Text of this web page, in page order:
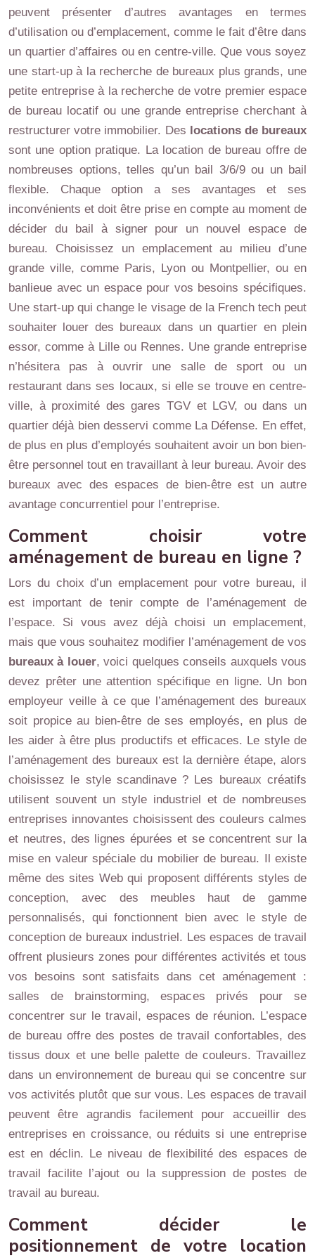
peuvent présenter d’autres avantages en termes
d’utilisation ou d’emplacement, comme le fait d’être dans
un quartier d’affaires ou en centre-ville. Que vous soyez
une start-up à la recherche de bureaux plus grands, une
petite entreprise à la recherche de votre premier espace
de bureau locatif ou une grande entreprise cherchant à
restructurer votre immobilier. Des locations de bureaux
sont une option pratique. La location de bureau offre de
nombreuses options, telles qu’un bail 3/6/9 ou un bail
flexible. Chaque option a ses avantages et ses
inconvénients et doit être prise en compte au moment de
décider du bail à signer pour un nouvel espace de
bureau. Choisissez un emplacement au milieu d’une
grande ville, comme Paris, Lyon ou Montpellier, ou en
banlieue avec un espace pour vos besoins spécifiques.
Une start-up qui change le visage de la French tech peut
souhaiter louer des bureaux dans un quartier en plein
essor, comme à Lille ou Rennes. Une grande entreprise
n’hésitera pas à ouvrir une salle de sport ou un
restaurant dans ses locaux, si elle se trouve en centre-
ville, à proximité des gares TGV et LGV, ou dans un
quartier déjà bien desservi comme La Défense. En effet,
de plus en plus d’employés souhaitent avoir un bon bien-
être personnel tout en travaillant à leur bureau. Avoir des
bureaux avec des espaces de bien-être est un autre
avantage concurrentiel pour l’entreprise.
Comment choisir votre
aménagement de bureau en ligne ?
Lors du choix d’un emplacement pour votre bureau, il
est important de tenir compte de l’aménagement de
l’espace. Si vous avez déjà choisi un emplacement,
mais que vous souhaitez modifier l’aménagement de vos
bureaux à louer, voici quelques conseils auxquels vous
devez prêter une attention spécifique en ligne. Un bon
employeur veille à ce que l’aménagement des bureaux
soit propice au bien-être de ses employés, en plus de
les aider à être plus productifs et efficaces. Le style de
l’aménagement des bureaux est la dernière étape, alors
choisissez le style scandinave ? Les bureaux créatifs
utilisent souvent un style industriel et de nombreuses
entreprises innovantes choisissent des couleurs calmes
et neutres, des lignes épurées et se concentrent sur la
mise en valeur spéciale du mobilier de bureau. Il existe
même des sites Web qui proposent différents styles de
conception, avec des meubles haut de gamme
personnalisés, qui fonctionnent bien avec le style de
conception de bureaux industriel. Les espaces de travail
offrent plusieurs zones pour différentes activités et tous
vos besoins sont satisfaits dans cet aménagement :
salles de brainstorming, espaces privés pour se
concentrer sur le travail, espaces de réunion. L’espace
de bureau offre des postes de travail confortables, des
tissus doux et une belle palette de couleurs. Travaillez
dans un environnement de bureau qui se concentre sur
vos activités plutôt que sur vous. Les espaces de travail
peuvent être agrandis facilement pour accueillir des
entreprises en croissance, ou réduits si une entreprise
est en déclin. Le niveau de flexibilité des espaces de
travail facilite l’ajout ou la suppression de postes de
travail au bureau.
Comment décider le
positionnement de votre location